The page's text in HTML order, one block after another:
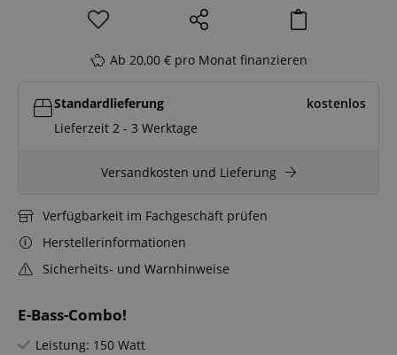
E-Bass-Combo!
Leistung: 150 Watt
Ab 20,00 € pro Monat finanzieren
Standardlieferung
kostenlos
Lieferzeit 2 - 3 Werktage
Versandkosten und Lieferung
Verfügbarkeit im Fachgeschäft prüfen
Herstellerinformationen
Sicherheits- und Warnhinweise